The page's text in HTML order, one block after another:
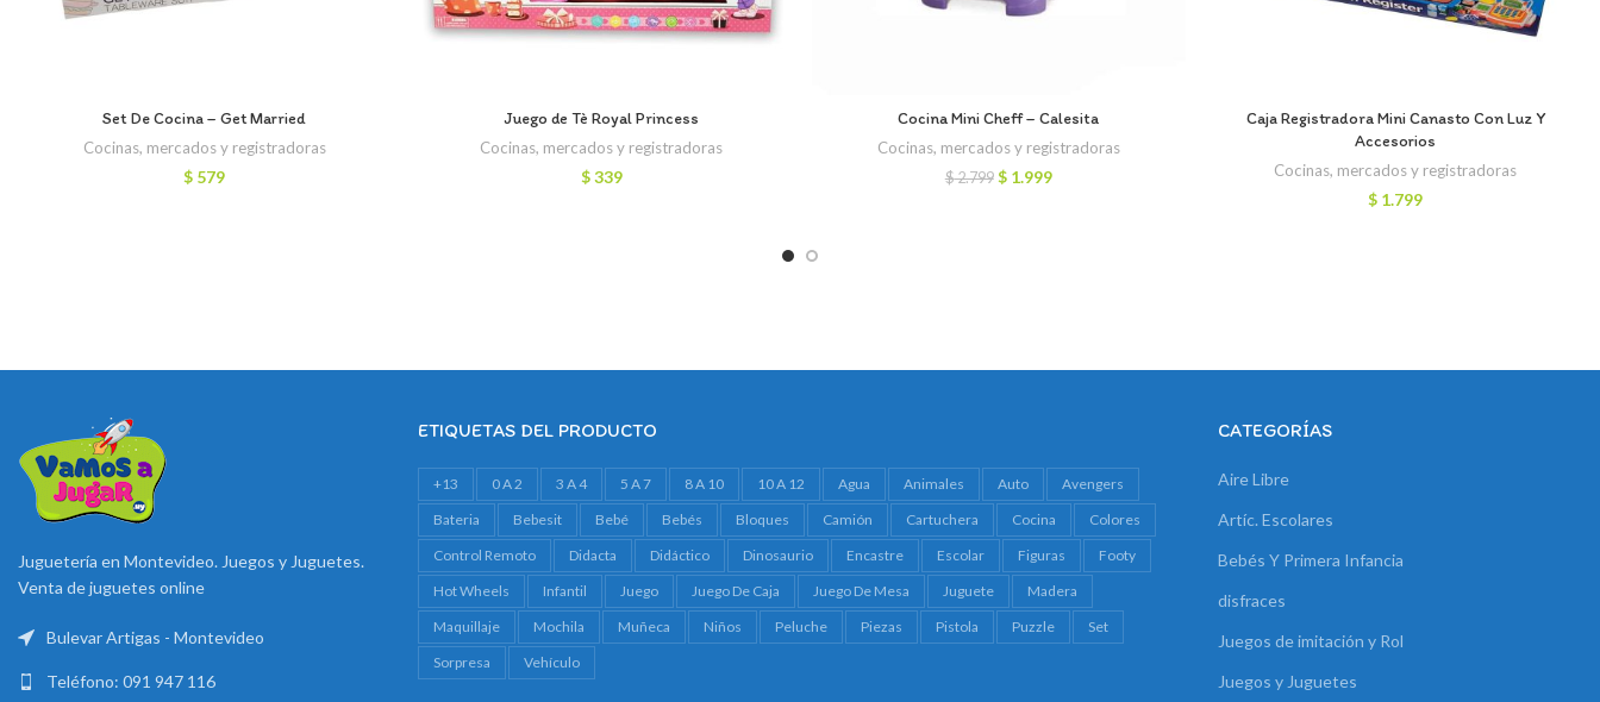
Set De Cocina – Get Married
Cocinas, mercados y registradoras
$ 579
Juego de Tè Royal Princess
Cocinas, mercados y registradoras
$339
Cocina Mini Cheff – Calesita
Cocinas, mercados y registradoras
$2.799 El
$1.999El
Caja Registradora Mini Canasto Con Luz Y
Accesorios
Cocinas, mercados y registradoras
$ 1.799
Juguetería en Montevideo. Juegos y Juguetes.
Venta de juguetes online
Bulevar Artigas - Montevideo
Teléfono: 091 947 116
ETIQUETAS DEL PRODUCTO
+13 0 A 2 3 A 4 5 A 7 8 A 10 10 A 12 Agua Animales Auto
Avengers
Bateria
Bebesit Bebé Bebés Bloques Camión Cartuchera Cocina
Colores
Control Remoto
Didacta Didáctico Dinosaurio Encastre Escolar Figuras
Footy
Hot Wheels
Infantil Juego Juego De Caja Juego De Mesa Juguete
Madera
Maquillaje
Mochila Muñeca Niños Peluche Piezas Pistola Puzzle
Set
Sorpresa
Vehículo
CATEGORÍAS
Aire Libre
Artíc. Escolares
Bebés Y Primera Infancia
disfraces
Juegos de imitación y Rol
Juegos y Juguetes